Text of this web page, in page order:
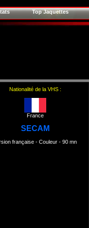
Top Jaquettes
Nationalité de la VHS :
France
SECAM
française - Couleur - 90 mn